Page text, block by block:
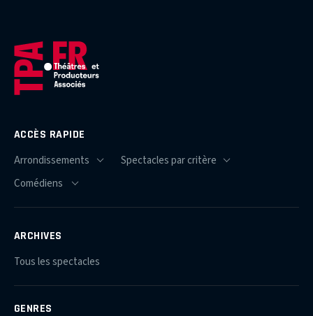
ACCÈS RAPIDE
ARCHIVES
Tous les spectacles
GENRES